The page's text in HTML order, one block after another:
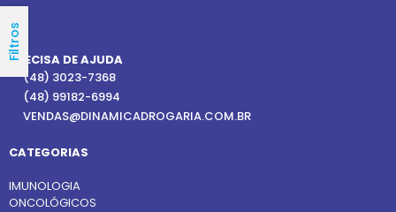
Filtros
PRECISA DE AJUDA
(48) 3023-7368
(48) 99182-6994
VENDAS@DINAMICADROGARIA.COM.BR
CATEGORIAS
IMUNOLOGIA
ONCOLÓGICOS